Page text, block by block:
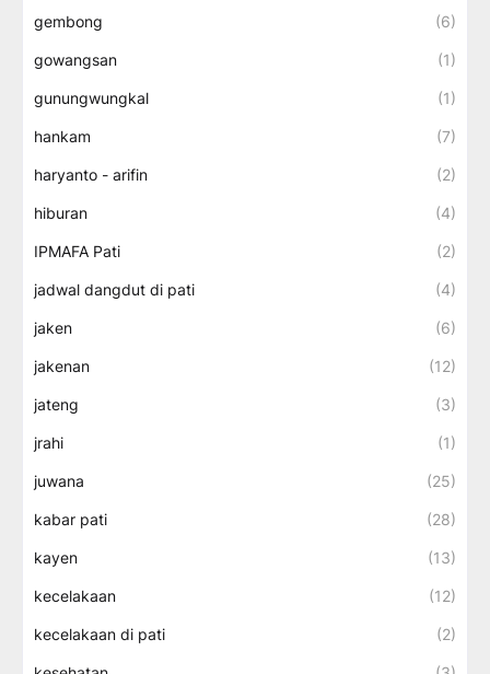
gembong (6)
gowangsan (1)
gunungwungkal (1)
hankam (7)
haryanto - arifin (2)
hiburan (4)
IPMAFA Pati (2)
jadwal dangdut di pati (4)
jaken (6)
jakenan (12)
jateng (3)
jrahi (1)
juwana (25)
kabar pati (28)
kayen (13)
kecelakaan (12)
kecelakaan di pati (2)